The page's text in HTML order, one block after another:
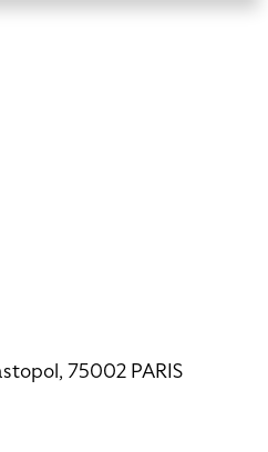
75002 PARIS